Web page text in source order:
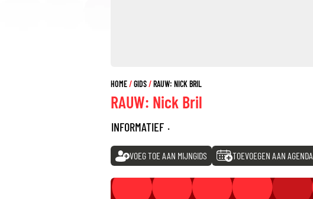
HOME GIDS RAUW: NICK BRIL
RAUW: Nick Bril
INFORMATIEF ·
VOEG TOE AAN MIJNGIDS TOEVOEGEN AAN AGENDA